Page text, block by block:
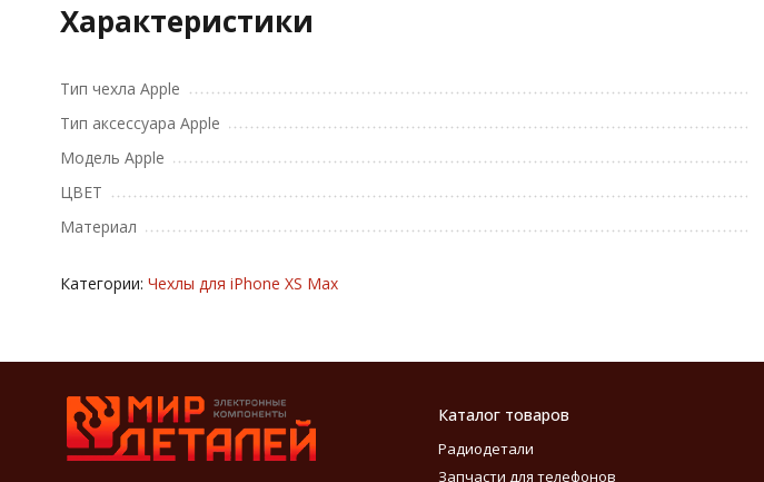
Характеристики
Тип чехла Apple
Тип аксессуара Apple
Модель Apple
ЦВЕТ
Материал
Категории: Чехлы для iPhone XS Max
Каталог товаров
Радиодетали
Запчасти для телефонов